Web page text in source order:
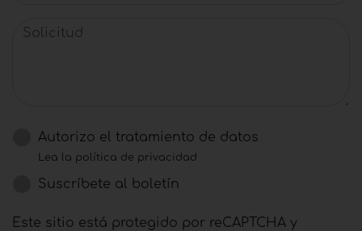
Solicitud
Autorizo ​​el tratamiento de datos
Lea la política de privacidad
Suscríbete al boletín
Este sitio está protegido por reCAPTCHA y